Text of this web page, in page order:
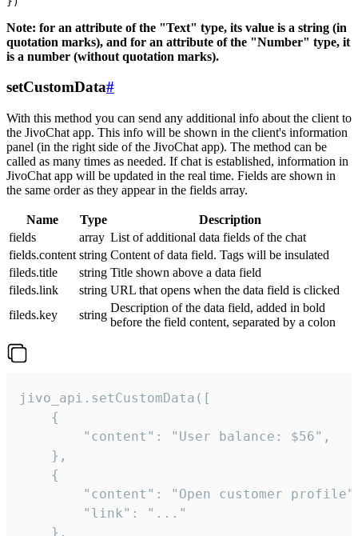
Note: for an attribute of the "Text" type, its value is a string (in
quotation marks), and for an attribute of the "Number" type, it
is a number (without quotation marks).
setCustomData#
With this method you can send any additional info about the client to
the JivoChat app. This info will be shown in the client's information
panel (in the right side of the JivoChat app). The method can be
called as many times as needed. If chat is established, information in
JivoChat app will be updated in the real time. Fields are shown in
the same order as they appear in the fields array.
Name Type
Description
fields
array List of additional data fields of the chat
fields.content string Content of data field. Tags will be insulated
fileds.title
string Title shown above a data field
fileds.link
string URL that opens when the data field is clicked
fileds.key
string
Description of the data field, added in bold
before the field content, separated by a colon
jivo_api.setCustomData([
    {
        "content": "User balance: $56",
    },
    {
"content": "Open customer
        "link": "..."
    },